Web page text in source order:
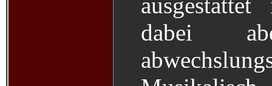
dabei